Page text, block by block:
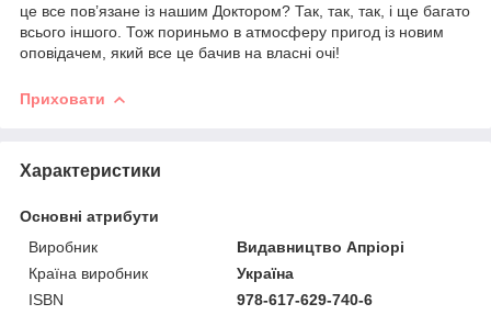
це все пов’язане із нашим Доктором? Так, так, так, і ще багато
всього іншого. Тож пориньмо в атмосферу пригод із новим
оповідачем, який все це бачив на власні очі!
Приховати
Характеристики
Основні атрибути
Виробник
Видавництво Апріорі
Країна виробник
Україна
ISBN
978-617-629-740-6